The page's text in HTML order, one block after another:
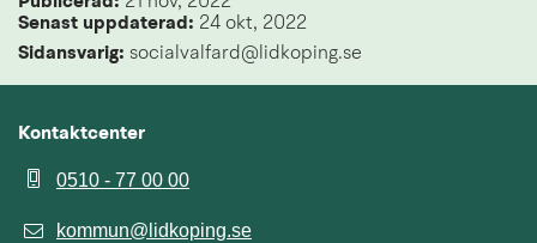
Senast uppdaterad: 24 okt, 2022
Sidansvarig: socialvalfard@lidkoping.se
Kontaktcenter
0510 - 77 00 00
kommun@lidkoping.se